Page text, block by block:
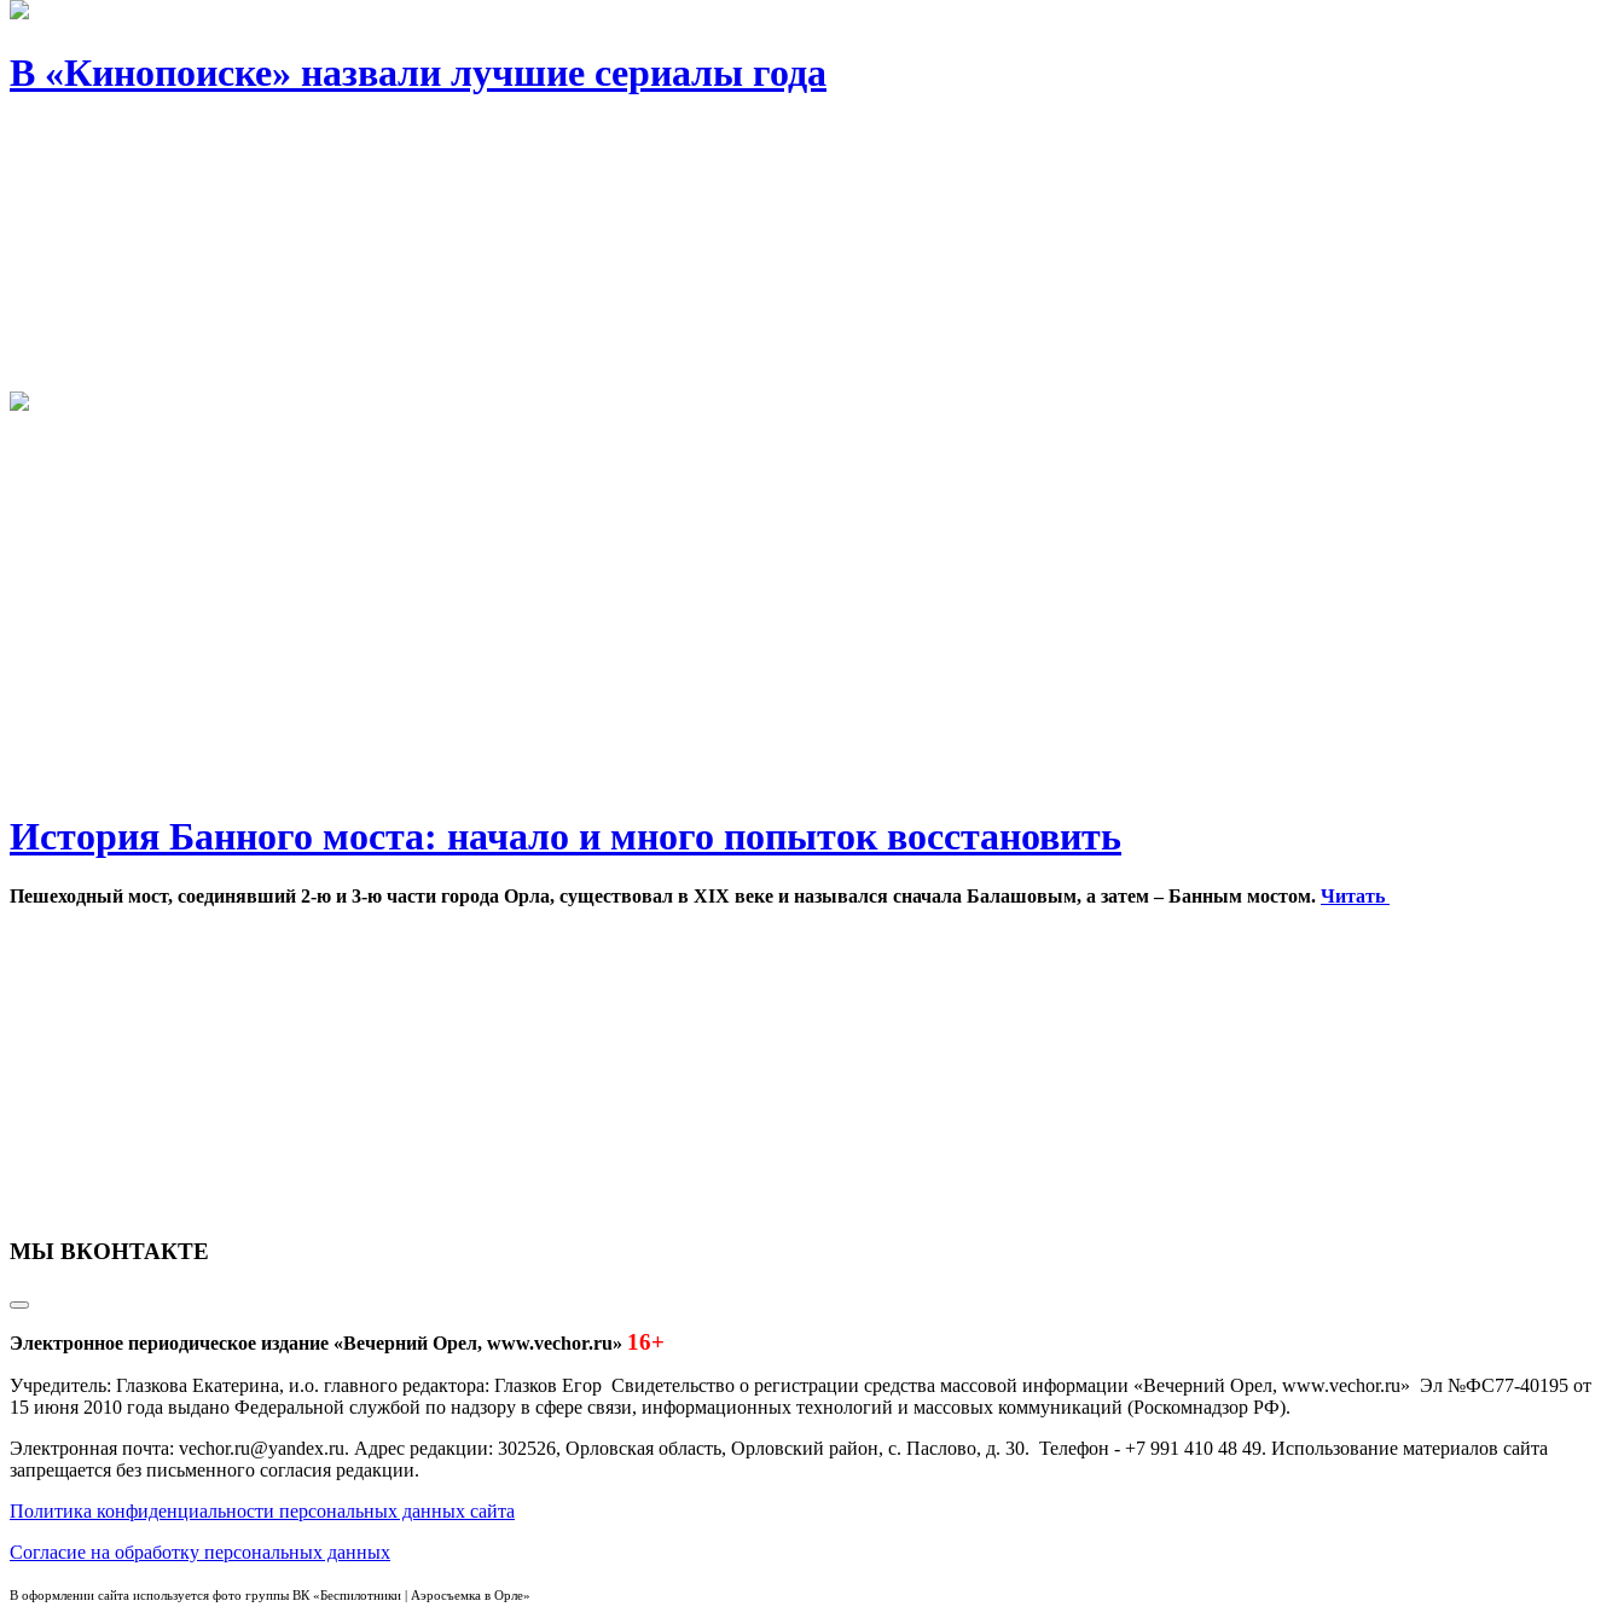
В «Кинопоиске» назвали лучшие сериалы года
История Банного моста: начало и много попыток восстановить
Пешеходный мост, соединявший 2-ю и 3-ю части города Орла, существовал в XIX веке и назывался сначала Балашовым, а затем – Банным мостом. Читать
МЫ ВКОНТАКТЕ
Электронное периодическое издание «Вечерний Орел, www.vechor.ru» 16+
Учредитель: Глазкова Екатерина, и.о. главного редактора: Глазков Егор Свидетельство о регистрации средства массовой информации «Вечерний Орел, www.vechor.ru» Эл №ФС77-40195 от
15 июня 2010 года выдано Федеральной службой по надзору в сфере связи, информационных технологий и массовых коммуникаций (Роскомнадзор РФ).
Электронная почта: vechor.ru@yandex.ru. Адрес редакции: 302526, Орловская область, Орловский район, с. Паслово, д. 30. Телефон - +7 991 410 48 49. Использование материалов сайта
запрещается без письменного согласия редакции.
Политика конфиденциальности персональных данных сайта
Согласие на обработку персональных данных
В оформлении сайта используется фото группы ВК «Беспилотники | Аэросъемка в Орле»